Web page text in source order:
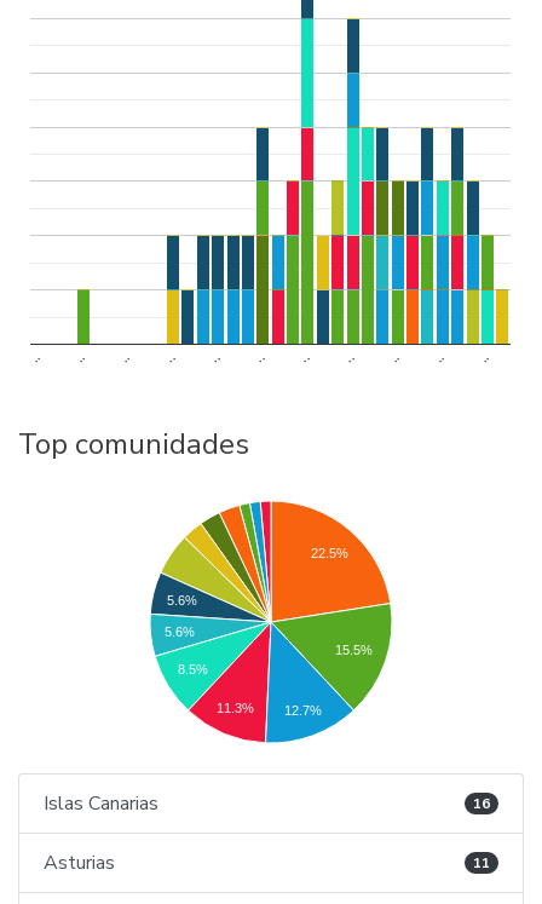
.. .. .. .. .. .. .. .. .. .. ..
Top comunidades
22.5%
15.5%
5.6%
5.6%
8.5%
11.3% 12.7%
Islas Canarias 16
Asturias 11